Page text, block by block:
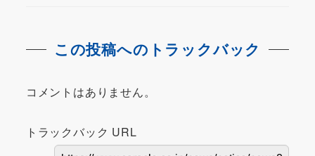
この投稿へのトラックバック
コメントはありません。
トラックバック URL